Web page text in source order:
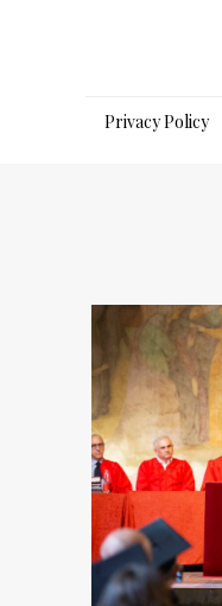
Privacy Policy